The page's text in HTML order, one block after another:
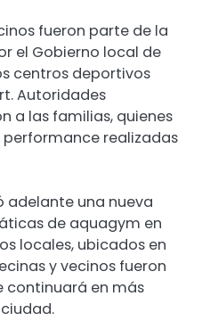
fueron parte de la
el Gobierno local de
centros deportivos
Autoridades
a las familias, quienes
realizadas
adelante una nueva
de aquagym en
locales, ubicados en
y vecinos fueron
continuará en más